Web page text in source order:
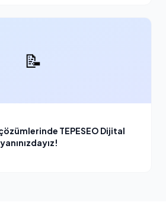
📝
TEPESEO Dijital